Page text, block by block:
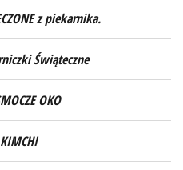
z piekarnika.
Świąteczne
OKO